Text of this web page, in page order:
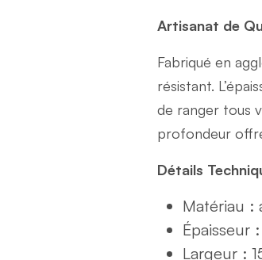
Artisanat de
Fabriqué en
résistant.
de ranger tous
profondeur
Détails
Matériau :
Épaisseur
Largeur :